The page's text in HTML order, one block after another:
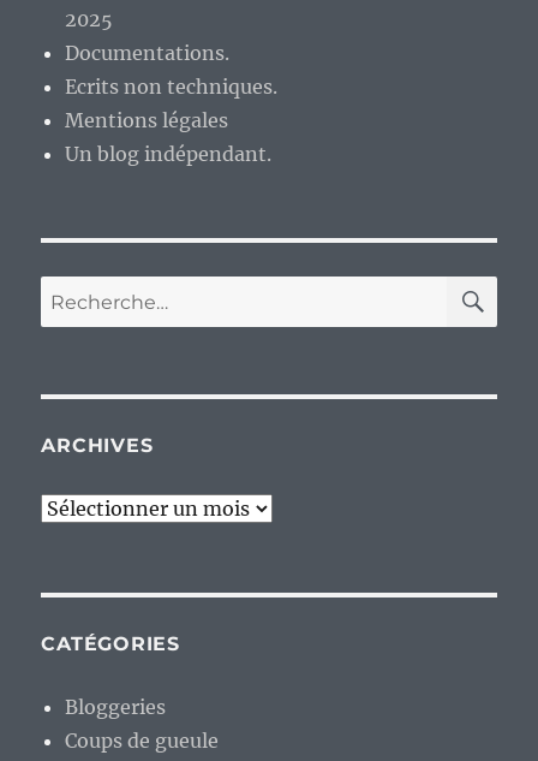
2025
Documentations.
Ecrits non techniques.
Mentions légales
Un blog indépendant.
Recherche
pour :
ARCHIVES
Archives
CATÉGORIES
Bloggeries
Coups de gueule